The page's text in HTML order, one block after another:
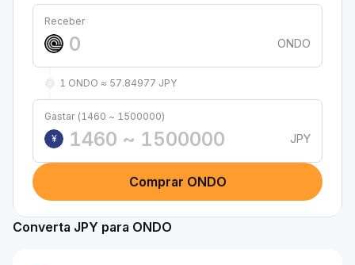
Receber
ONDO
1 ONDO ≈ 57.84977 JPY
Gastar (1460 ~ 1500000)
¥
JPY
Comprar ONDO
Converta JPY para ONDO